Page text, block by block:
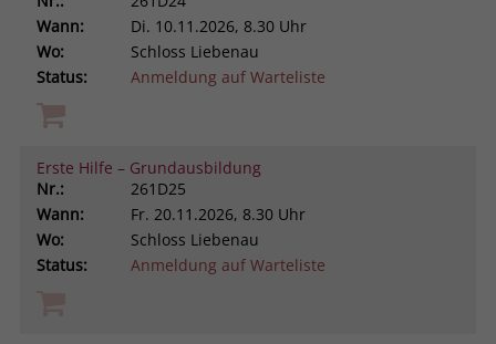
Wann:
Di. 10.11.2026, 8.30 Uhr
Wo:
Schloss Liebenau
Status:
Anmeldung auf Warteliste
Erste Hilfe – Grundausbildung
Nr.:
261D25
Wann:
Fr. 20.11.2026, 8.30 Uhr
Wo:
Schloss Liebenau
Status:
Anmeldung auf Warteliste